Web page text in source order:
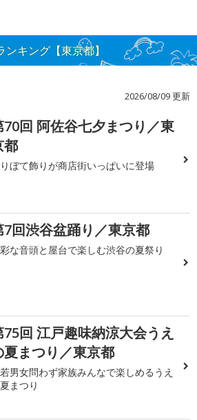
キング【東京都】
2026/08/09 更新
70回 阿佐谷七夕まつり／東
都
ぼて飾りが商店街いっぱいに登場
7回渋谷盆踊り／東京都
な音頭と屋台で楽しむ渋谷の夏祭り
75回 江戸趣味納涼大会うえ
夏まつり／東京都
男女問わず家族みんなで楽しめるうえ
まつり